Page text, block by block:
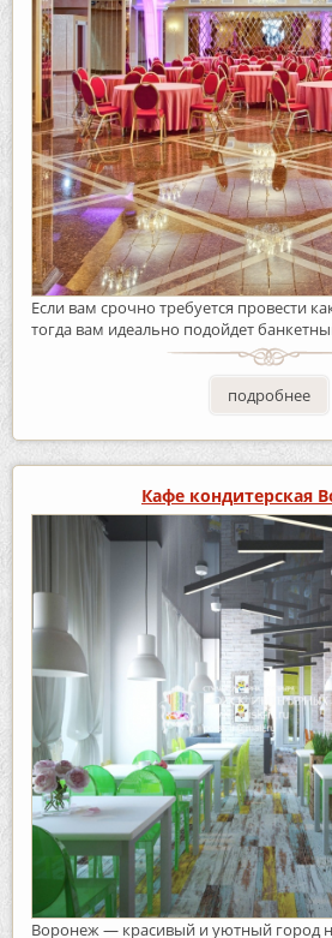
Если вам срочно требуется провести
тогда вам идеально подойдет
подробнее
Кафе кондитерская
Воронеж — красивый и уютный город